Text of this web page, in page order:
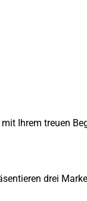
Ihrem treuen
drei